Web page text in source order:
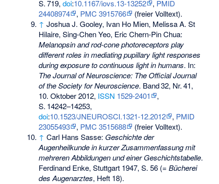
S.719,doi:10.1167/iovs.13-13252 , PMID
24408974
, PMC 3915766
(freier Volltext).
↑ Joshua J. Gooley, Ivan Ho Mien, Melissa A. St
Hilaire, Sing-Chen Yeo, Eric Chern-Pin Chua:
Melanopsin and rod-cone photoreceptors play
different roles in mediating pupillary light responses
during exposure to continuous light in humans. In:
The Journal of Neuroscience: The Official Journal
of the Society for Neuroscience. Band32, Nr.41,
10. Oktober 2012, ISSN 1529-2401
,
S. 14242–14253,
doi:10.1523/JNEUROSCI.1321-12.2012 , PMID
23055493
, PMC 3515688
(freier Volltext).
↑ Carl Hans Sasse: Geschichte der
Augenheilkunde in kurzer Zusammenfassung mit
mehreren Abbildungen und einer Geschichtstabelle.
Ferdinand Enke, Stuttgart 1947, S. 56 (=Bücherei
des Augenarztes, Heft 18).